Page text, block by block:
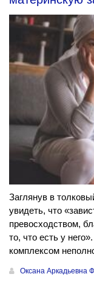
Заглянув в
увидеть, что
превосходством,
то, что есть у
комплексом
Оксана Аркадьевна